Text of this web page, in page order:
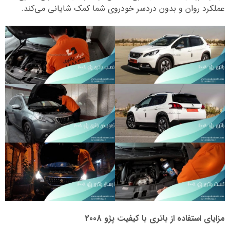
عملکرد روان و بدون دردسر خودروی شما کمک شایانی می‌کند.
مزایای استفاده از باتری با کیفیت پژو 2008